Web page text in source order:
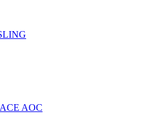
AOC